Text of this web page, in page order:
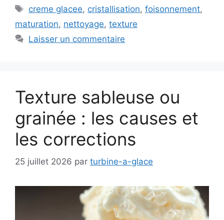
Étiquettes
creme glacee, cristallisation,foisonnement,
maturation, nettoyage, texture
Laisser un commentaire
Texture sableuse ou
grainée : les causes et
les corrections
25 juillet 2026 par turbine-a-glace